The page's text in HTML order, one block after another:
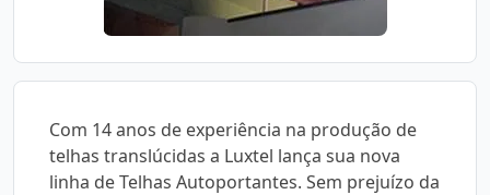
Com 14 anos de experiência na produção de
telhas translúcidas a Luxtel lança sua nova
linha de Telhas Autoportantes. Sem prejuízo da